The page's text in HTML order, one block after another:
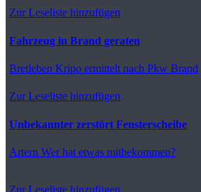
Zur Leseliste hinzufügen
Fahrzeug in Brand geraten
Bretleben Kripo ermittelt nach Pkw Brand
Zur Leseliste hinzufügen
Unbekannter zerstört Fensterscheibe
Artern Wer hat etwas mitbekommen?